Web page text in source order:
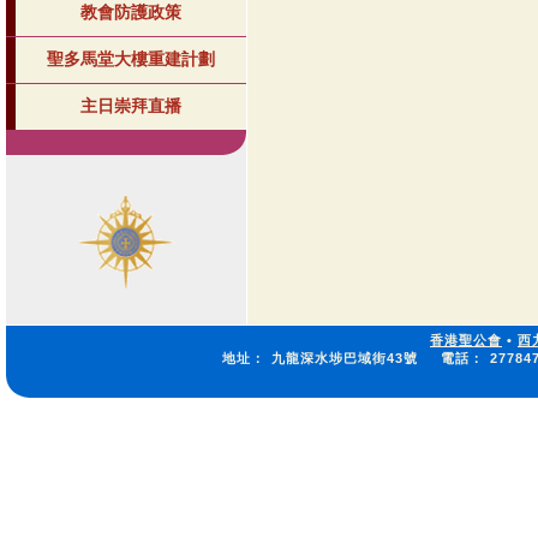
教會防護政策
聖多馬堂大樓重建計劃
主日崇拜直播
香港聖公會 • 西
地址：
九龍深水埗巴域街43號 電話：